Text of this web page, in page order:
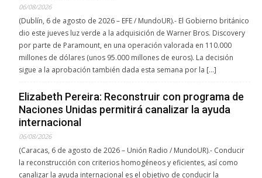
06/08/2026
(Dublín, 6 de agosto de 2026 – EFE / MundoUR).- El Gobierno británico
dio este jueves luz verde a la adquisición de Warner Bros. Discovery
por parte de Paramount, en una operación valorada en 110.000
millones de dólares (unos 95.000 millones de euros). La decisión
sigue a la aprobación también dada esta semana por la […]
Elizabeth Pereira: Reconstruir con programa de
Naciones Unidas permitirá canalizar la ayuda
internacional
06/08/2026
(Caracas, 6 de agosto de 2026 – Unión Radio / MundoUR).- Conducir
la reconstrucción con criterios homogéneos y eficientes, así como
canalizar la ayuda internacional es el objetivo de conducir la